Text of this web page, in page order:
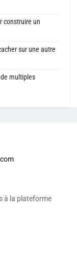
construire un
sur une autre
multiples
à la plateforme